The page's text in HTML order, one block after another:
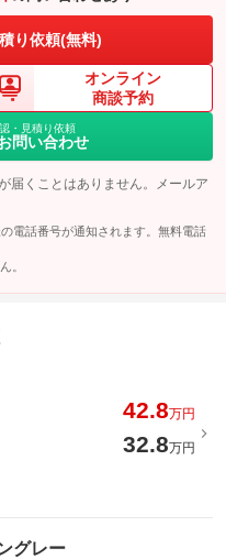
り依頼(無料)
オンライン
商談予約
・見積り依頼
問い合わせ
届くことはありません。メールア
電話番号が通知されます。無料電話
。
42.8万円
32.8万円
グレー